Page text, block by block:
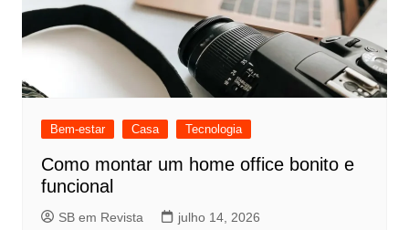
Bem-estar Casa Tecnologia
Como montar um home office bonito e
funcional
SB em Revista julho 14, 2026